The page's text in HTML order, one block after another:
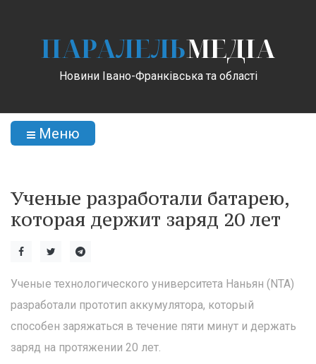
ПАРАЛЕЛЬМЕДІА
Новини Івано-Франківська та області
Меню
Ученые разработали батарею,
которая держит заряд 20 лет
Ученые технологического университета Наньян (NTA)
разработали прототип аккумулятора, который
способен заряжаться в течение пяти минут и держать
заряд на протяжении 20 лет.